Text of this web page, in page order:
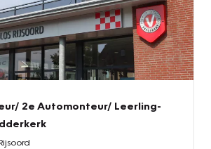
2e Automonteur/ Leerling-